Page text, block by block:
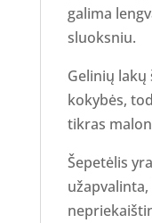
galima
sluoksniu.
Gelinių
kokybės,
tikras
Šepetėlis